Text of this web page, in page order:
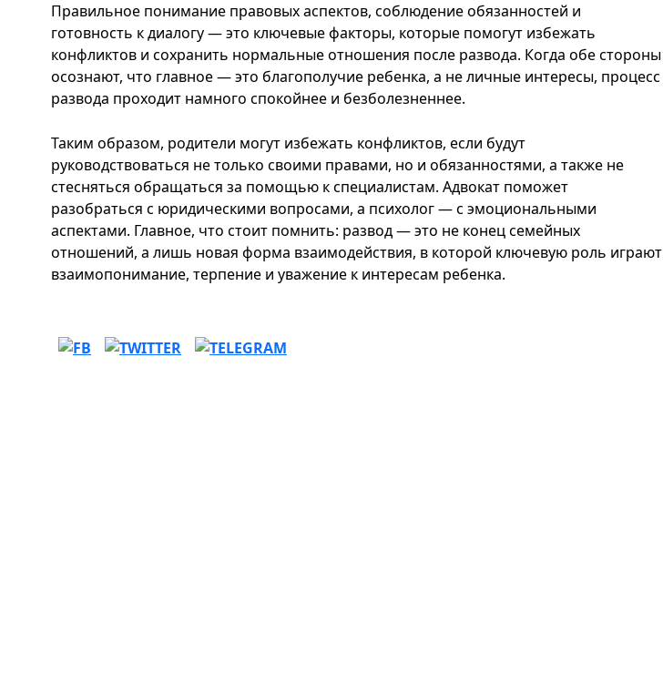
Правильное понимание правовых аспектов, соблюдение обязанностей и
готовность к диалогу — это ключевые факторы, которые помогут избежать
конфликтов и сохранить нормальные отношения после развода. Когда обе стороны
осознают, что главное — это благополучие ребенка, а не личные интересы, процесс
развода проходит намного спокойнее и безболезненнее.
Таким образом, родители могут избежать конфликтов, если будут
руководствоваться не только своими правами, но и обязанностями, а также не
стесняться обращаться за помощью к специалистам. Адвокат поможет
разобраться с юридическими вопросами, а психолог — с эмоциональными
аспектами. Главное, что стоит помнить: развод — это не конец семейных
отношений, а лишь новая форма взаимодействия, в которой ключевую роль играют
взаимопонимание, терпение и уважение к интересам ребенка.